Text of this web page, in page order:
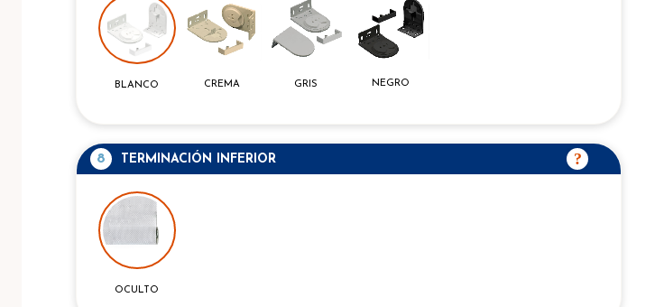
BLANCO CREMA GRIS NEGRO
8 TERMINACIÓN INFERIOR
OCULTO